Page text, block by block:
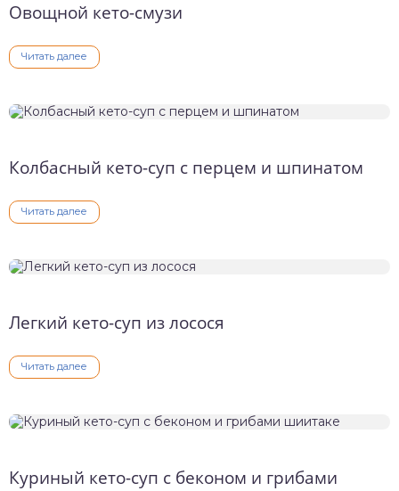
Овощной кето-смузи
Читать далее
Колбасный кето-суп с перцем и шпинатом
Читать далее
Легкий кето-суп из лосося
Читать далее
Куриный кето-суп с беконом и грибами